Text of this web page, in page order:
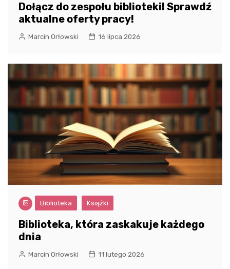
Dołącz do zespołu biblioteki! Sprawdź
aktualne oferty pracy!
Marcin Orłowski 16 lipca 2026
Biblioteka Książki
Biblioteka, która zaskakuje każdego
dnia
Marcin Orłowski 11 lutego 2026